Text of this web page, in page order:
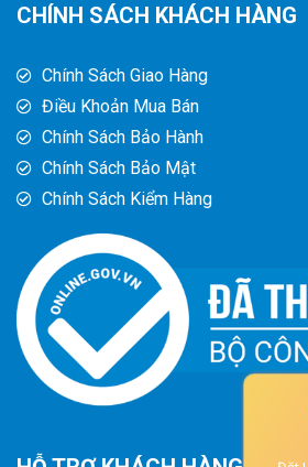
CHÍNH SÁCH KHÁCH HÀNG
Chính Sách Giao Hàng
Điều Khoản Mua Bán
Chính Sách Bảo Hành
Chính Sách Bảo Mật
Chính Sách Kiểm Hàng